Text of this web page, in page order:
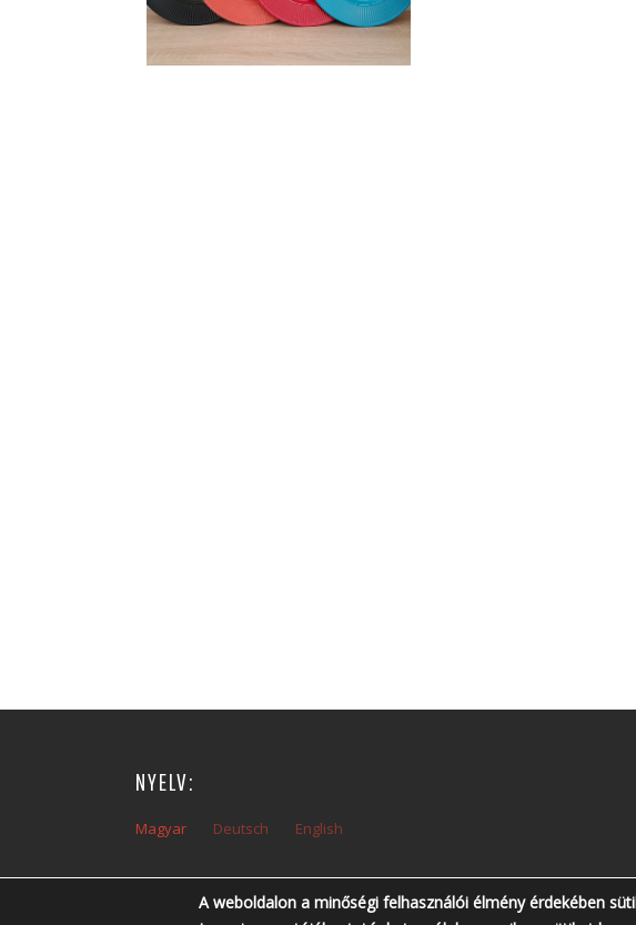
NYELV:
Magyar Deutsch English
A weboldalon a minőségi felhasználói élmény érdekében